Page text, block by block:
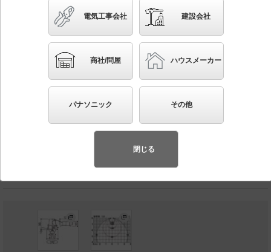
かんたん照度計算
天井埋込型 LED（電球色） ユニバーサルダウンライ
ト 浅型10H・高気密SB形・拡散タイプ（マイルド配
光） 埋込穴φ100 白熱電球100形1灯器具相当
◆希望小売価格 18,300 円（税抜）
電気工事会社 建設会社
商社/問屋 ハウスメーカー
パナソニック その他
閉じる